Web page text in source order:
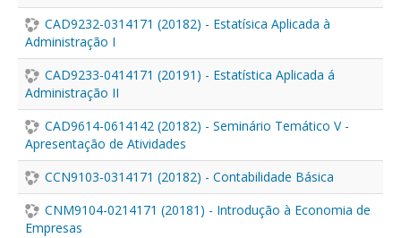
CAD9232-0314171 (20182) - Estatísica Aplicada à
Administração I
CAD9233-0414171 (20191) - Estatística Aplicada á
Administração II
CAD9614-0614142 (20182) - Seminário Temático V -
Apresentação de Atividades
CCN9103-0314171 (20182) - Contabilidade Básica
CNM9104-0214171 (20181) - Introdução à Economia de
Empresas